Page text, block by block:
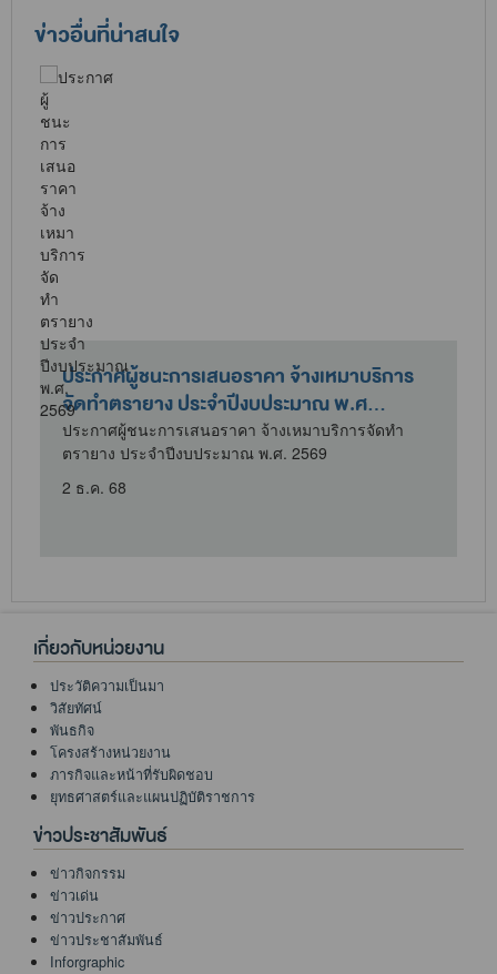
ข่าวอื่นที่น่าสนใจ
ประกาศผู้ชนะการเสนอราคา จ้างเหมาบริการ
จัดทำตรายาง ประจำปีงบประมาณ พ.ศ...
ประกาศผู้ชนะการเสนอราคา จ้างเหมาบริการจัดทำ
ตรายาง ประจำปีงบประมาณ พ.ศ. 2569
2 ธ.ค. 68
เกี่ยวกับหน่วยงาน
ประวัติความเป็นมา
วิสัยทัศน์
พันธกิจ
โครงสร้างหน่วยงาน
ภารกิจและหน้าที่รับผิดชอบ
ยุทธศาสตร์และแผนปฏิบัติราชการ
ข่าวประชาสัมพันธ์
ข่าวกิจกรรม
ข่าวเด่น
ข่าวประกาศ
ข่าวประชาสัมพันธ์
Inforgraphic